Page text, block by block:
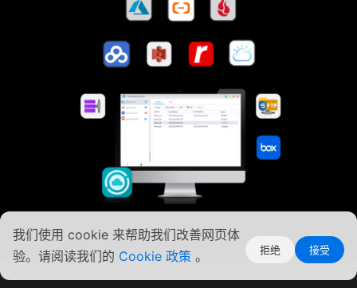
我们使用 cookie 来帮助我们改善网页体
验。请阅读我们的 Cookie 政策 。 拒绝 接受